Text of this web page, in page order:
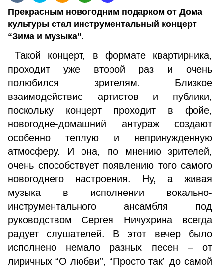
Прекрасным новогодним подарком от Дома
культуры стал инструментальный концерт
“Зима и музыка”.
Такой концерт, в формате квартирника,
проходит уже второй раз и очень
полюбился зрителям. Близкое
взаимодействие артистов и публики,
поскольку концерт проходит в фойе,
новогодне-домашний антураж создают
особенно теплую и непринужденную
атмосферу. И она, по мнению зрителей,
очень способствует появлению того самого
новогоднего настроения. Ну, а живая
музыка в исполнении вокально-
инструментального ансамбля под
руководством Сергея Ничухрина всегда
радует слушателей. В этот вечер было
исполнено немало разных песен – от
лиричных “О любви”, “Просто так” до самой